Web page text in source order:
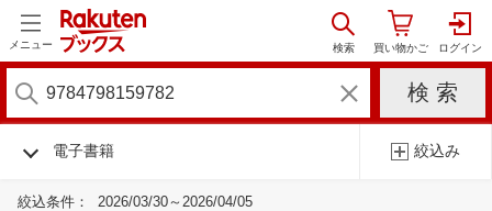
メニュー
電子書籍 絞込み
絞込条件： 2026/03/30～2026/04/05